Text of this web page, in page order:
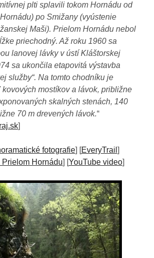
plti splavili tokom Hornádu od
po Smižany (vyústenie
Maši). Prielom Hornádu nebol
priechodný. Až roku 1960 sa
lanovej lávky v ústí Kláštorskej
sa ukončila etapovitá výstavba
služby“. Na tomto chodníku je
mostíkov a lávok, približne
skalných stenách, 140
70 m drevených lávok.“
]
fotografie] [EveryTrail ]
Hornádu] [YouTube video]